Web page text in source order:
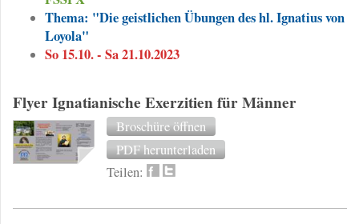
Thema: "Die geistlichen Übungen des hl. Ignatius von
Loyola"
So 15.10. - Sa 21.10.2023
Flyer Ignatianische Exerzitien für Männer
Broschüre öffnen
PDF herunterladen
Teilen: